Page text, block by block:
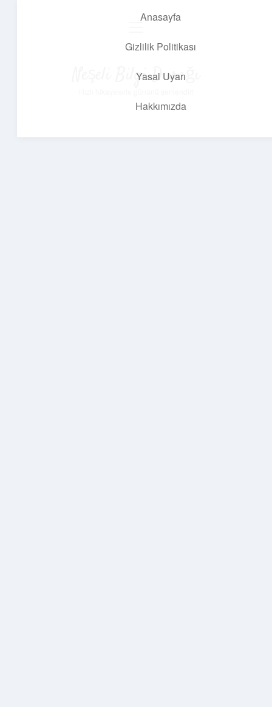
Anasayfa
Gizlilik Politikası
Yasal Uyarı
Hakkımızda
Neşeli Bilgi Durağı